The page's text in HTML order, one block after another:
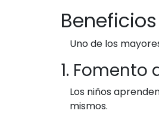
Uno de los
1.
Los niños
mismos.